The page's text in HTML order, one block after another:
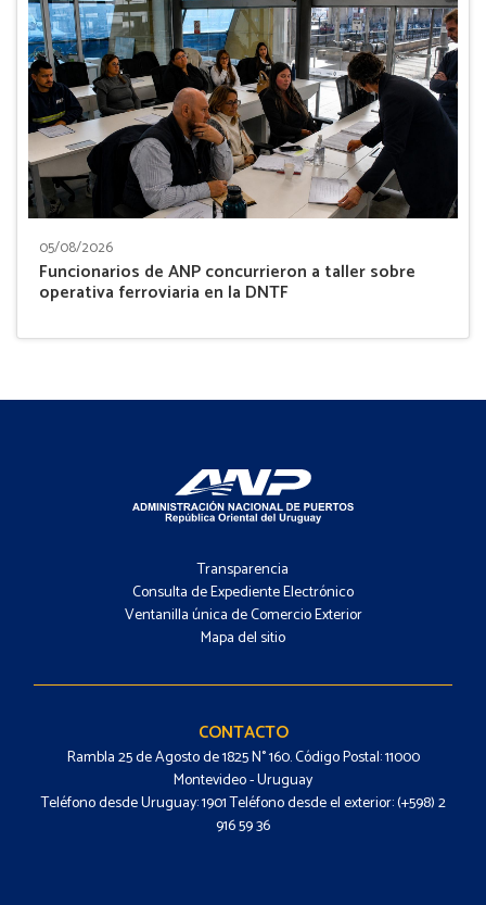
05/08/2026
Funcionarios de ANP concurrieron a taller sobre
operativa ferroviaria en la DNTF
-
Menú
Transparencia
Consulta de Expediente Electrónico
Ventanilla única de Comercio Exterior
Mapa del sitio
-
Contacto
CONTACTO
Rambla 25 de Agosto de 1825 N° 160. Código Postal: 11000
Montevideo - Uruguay
Teléfono desde Uruguay: 1901 Teléfono desde el exterior: (+598) 2
916 59 36